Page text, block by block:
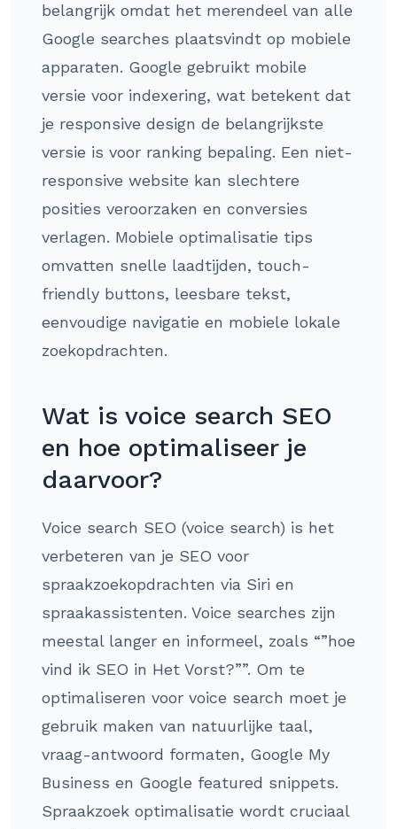
belangrijk omdat het merendeel van alle
Google searches plaatsvindt op mobiele
apparaten. Google gebruikt mobile
versie voor indexering, wat betekent dat
je responsive design de belangrijkste
versie is voor ranking bepaling. Een niet-
responsive website kan slechtere
posities veroorzaken en conversies
verlagen. Mobiele optimalisatie tips
omvatten snelle laadtijden, touch-
friendly buttons, leesbare tekst,
eenvoudige navigatie en mobiele lokale
zoekopdrachten.
Wat is voice search SEO
en hoe optimaliseer je
daarvoor?
Voice search SEO (voice search) is het
verbeteren van je SEO voor
spraakzoekopdrachten via Siri en
spraakassistenten. Voice searches zijn
meestal langer en informeel, zoals “”hoe
vind ik SEO in Het Vorst?””. Om te
optimaliseren voor voice search moet je
gebruik maken van natuurlijke taal,
vraag-antwoord formaten, Google My
Business en Google featured snippets.
Spraakzoek optimalisatie wordt cruciaal